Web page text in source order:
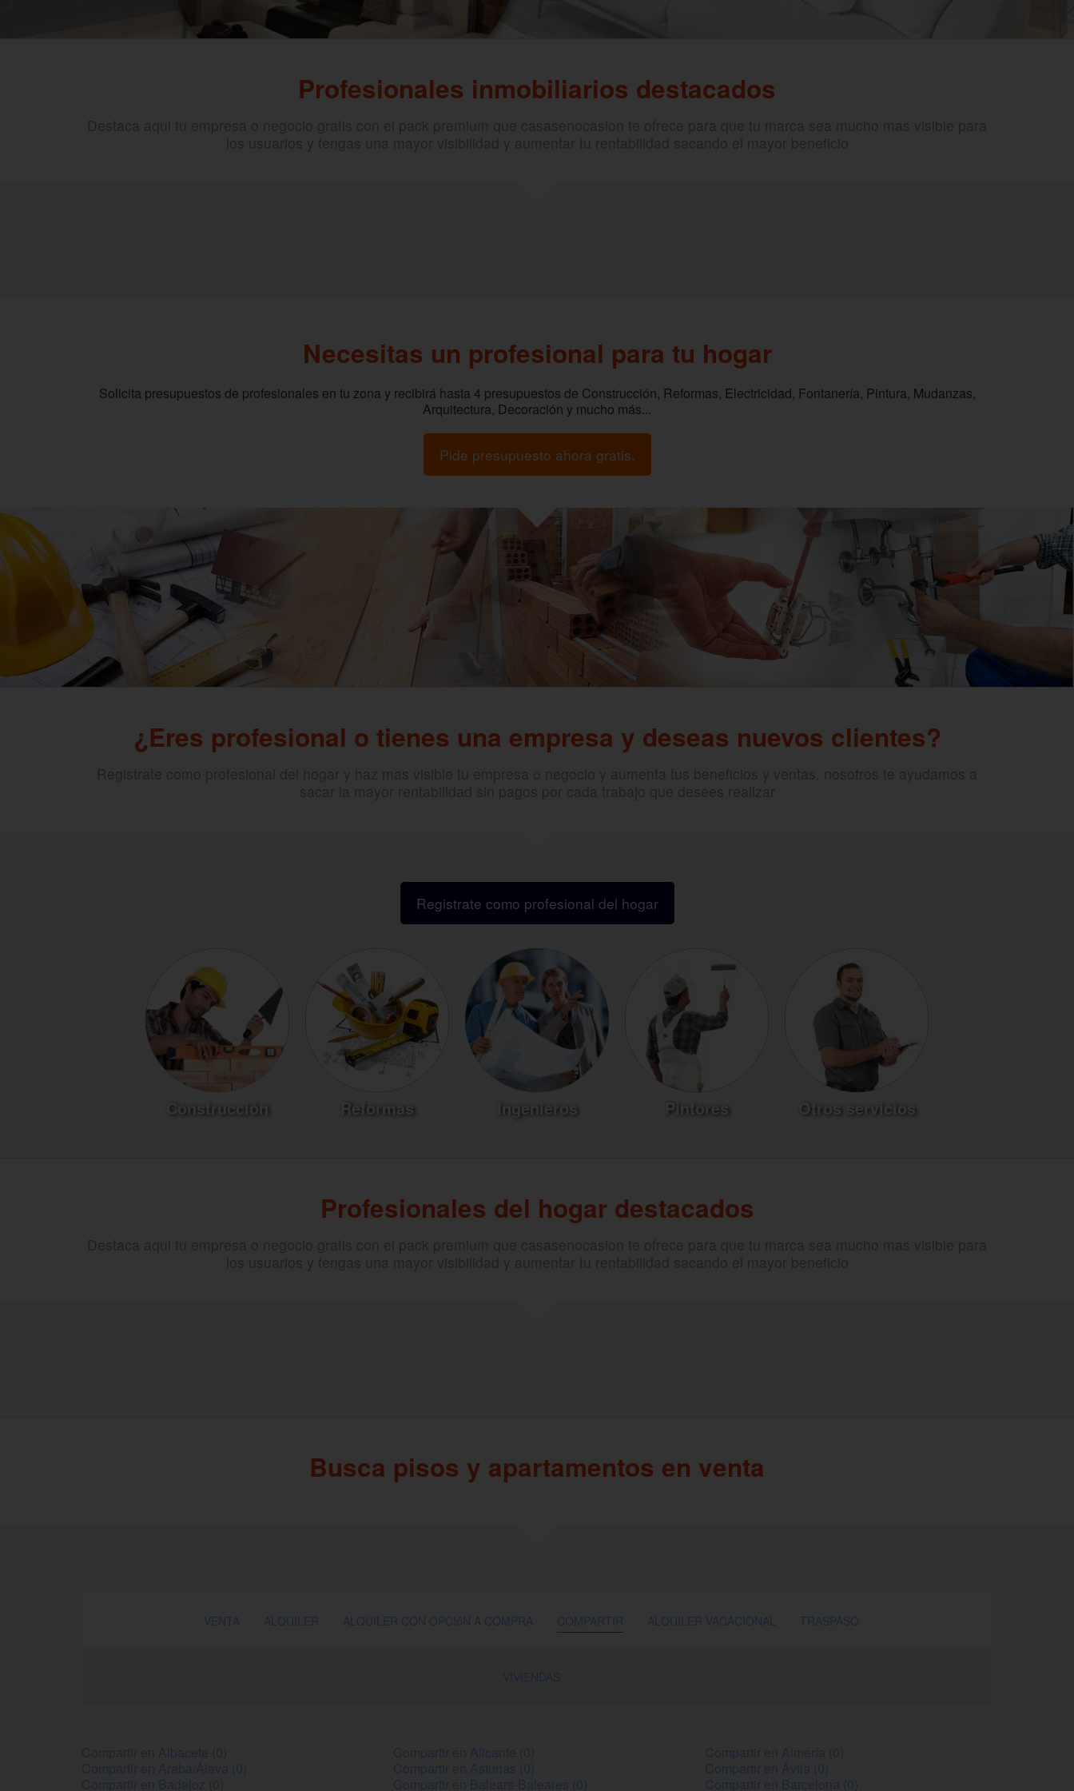
Profesionales inmobiliarios destacados
Necesitas un profesional para tu hogar
Solicita presupuestos de profesionales en tu zona y recibirá hasta 4 presupuestos de Construcción, Reformas, Electricidad, Fontanería, Pintura, Mudanzas,
Arquitectura, Decoración y mucho más...
Pide presupuesto ahora gratis.
¿Eres profesional o tienes una empresa y deseas nuevos clientes?
Registrate como profesional del hogar
Construcción Reformas Ingenieros Pintores Otros servicios
Profesionales del hogar destacados
Busca pisos y apartamentos en venta
VENTA ALQUILER ALQUILER CON OPCIóN A COMPRA COMPARTIR ALQUILER VACACIONAL TRASPASO
Compartir en Albacete (0) Compartir en Alicante (0)
Compartir en Almería (0)
Compartir en Araba/Álava (0)
Compartir en Asturias (0)
Compartir en Ávila (0)
Compartir en Badajoz (0)
Compartir en Balears-Baleares (0) Compartir en Barcelona (0)